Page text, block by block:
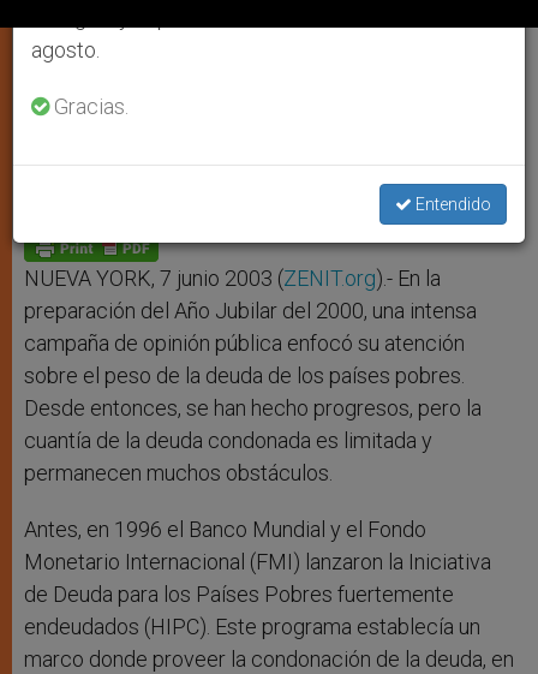
por hacer
JUNIO 07, 2003 00:00
a
p
p
s
g
e
r
c
o
k
i
r
a
NUEVA YORK, 7 junio 2003 (ZENIT.org).- En la
preparación del Año Jubilar del 2000, una intensa
campaña de opinión pública enfocó su atención
sobre el peso de la deuda de los países pobres.
Desde entonces, se han hecho progresos, pero la
cuantía de la deuda condonada es limitada y
permanecen muchos obstáculos.
Antes, en 1996 el Banco Mundial y el Fondo
Monetario Internacional (FMI) lanzaron la Iniciativa
de Deuda para los Países Pobres fuertemente
endeudados (HIPC). Este programa establecía un
marco donde proveer la condonación de la deuda, en
agosto.
Gracias.
Entendido